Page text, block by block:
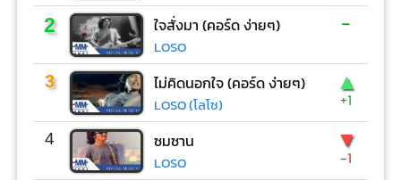
2 ใจสั่งมา (คอร์ด ง่ายๆ)
LOSO
-
3 ไม่คิดนอกใจ (คอร์ด ง่ายๆ)
LOSO (โลโซ)
▲
+1
4 ซมซาน
LOSO
▼
-1